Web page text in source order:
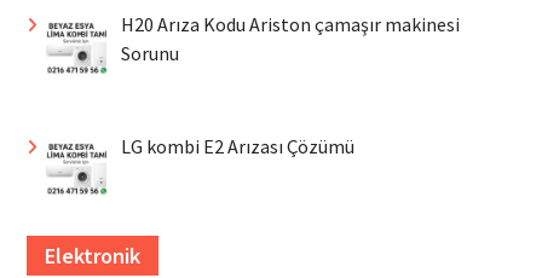
H20 Arıza Kodu Ariston çamaşır makinesi
Sorunu
LG kombi E2 Arızası Çözümü
Elektronik